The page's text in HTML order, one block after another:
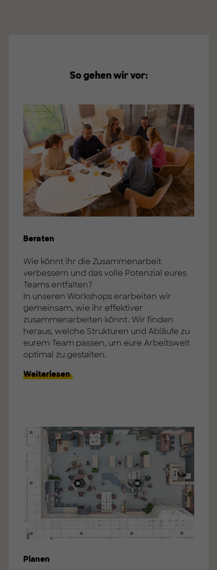
So gehen wir vor:
Beraten
Wie könnt ihr die Zusammenarbeit
verbessern und das volle Potenzial eures
Teams entfalten?
In unseren Workshops erarbeiten wir
gemeinsam, wie ihr effektiver
zusammenarbeiten könnt. Wir finden
heraus, welche Strukturen und Abläufe zu
eurem Team passen, um eure Arbeitswelt
optimal zu gestalten.
Weiterlesen
Planen